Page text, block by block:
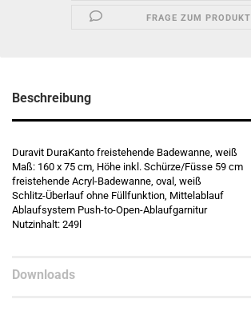
FRAGE ZUM PRODUKT
Beschreibung
Duravit DuraKanto freistehende Badewanne, weiß
Maß: 160 x 75 cm, Höhe inkl. Schürze/Füsse 59 cm
freistehende Acryl-Badewanne, oval, weiß
Schlitz-Überlauf ohne Füllfunktion, Mittelablauf
Ablaufsystem Push-to-Open-Ablaufgarnitur
Nutzinhalt: 249l
Downloads